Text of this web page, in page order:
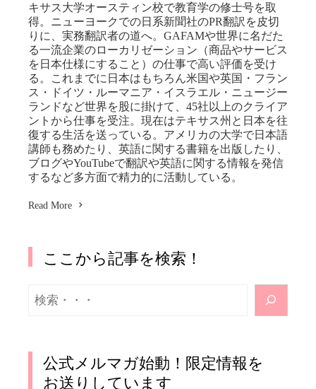
キサス大学オースティン校で教育学の修士号を取
得。ニューヨークでの日系新聞社のPR翻訳を皮切
りに、実務翻訳者の道へ。GAFAMや世界に名だた
る一流企業のローカリゼーション（商品やサービス
を日本仕様にすること）の仕事で高い評価を受け
る。これまでに日本はもちろん米国や英国・フラン
ス・ドイツ・ルーマニア・イスラエル・ニュージー
ランドなど世界を股に掛けて、45社以上のクライア
ントから仕事を受注。現在はテキサス州と日本を往
復する生活を送っている。アメリカの大学で日本語
講師も務めたり、英語に関する書籍を出版したり、
ブログやYouTubeで翻訳や英語に関する情報を発信
するなど多方面で精力的に活動している。
Read More
ここから記事を検索！
索
公式メルマガ始動！限定情報を
お送りしています